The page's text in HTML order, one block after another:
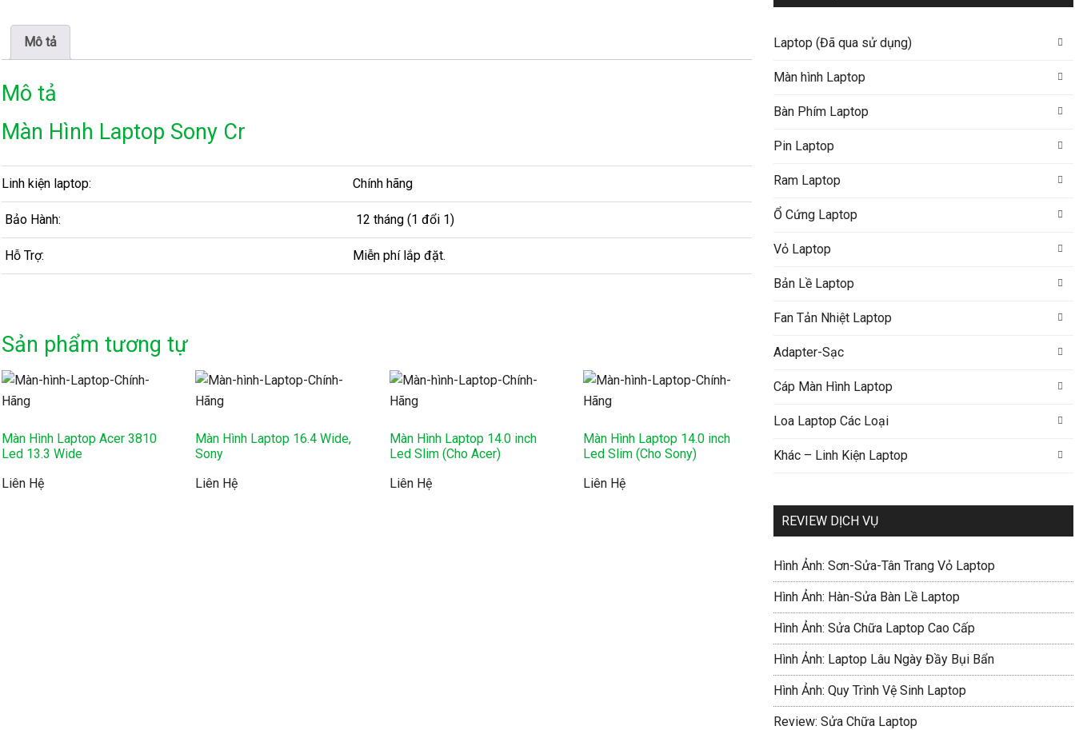
Mô tả
Mô tả
Màn Hình Laptop Sony Cr
Linh kiện laptop: Chính hãng
Bảo Hành: 12 tháng (1 đổi 1)
Hỗ Trợ: Miễn phí lắp đặt.
Sản phẩm tương tự
Màn Hình Laptop Acer 3810
Led 13.3 Wide
Liên Hệ
Màn Hình Laptop 16.4 Wide,
Sony
Liên Hệ
Màn Hình Laptop 14.0 inch
Led Slim (Cho Acer)
Liên Hệ
Màn Hình Laptop 14.0 inch
Led Slim (Cho Sony)
Liên Hệ
Laptop (Đã qua sử dụng)
Màn hình Laptop
Bàn Phím Laptop
Pin Laptop
Ram Laptop
Ổ Cứng Laptop
Vỏ Laptop
Bản Lề Laptop
Fan Tản Nhiệt Laptop
Adapter-Sạc
Cáp Màn Hình Laptop
Loa Laptop Các Loại
Khác – Linh Kiện Laptop
REVIEW DỊCH VỤ
Hình Ảnh: Sơn-Sửa-Tân Trang Vỏ Laptop
Hình Ảnh: Hàn-Sửa Bàn Lề Laptop
Hình Ảnh: Sửa Chữa Laptop Cao Cấp
Hình Ảnh: Laptop Lâu Ngày Đầy Bụi Bẩn
Hình Ảnh: Quy Trình Vệ Sinh Laptop
Review: Sửa Chữa Laptop